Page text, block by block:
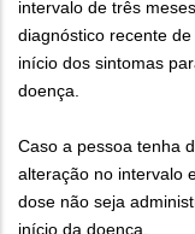
intervalo de três
diagnóstico recente
início dos sintomas
doença.
Caso a pessoa tenha
alteração no intervalo
dose não seja
início da doença.